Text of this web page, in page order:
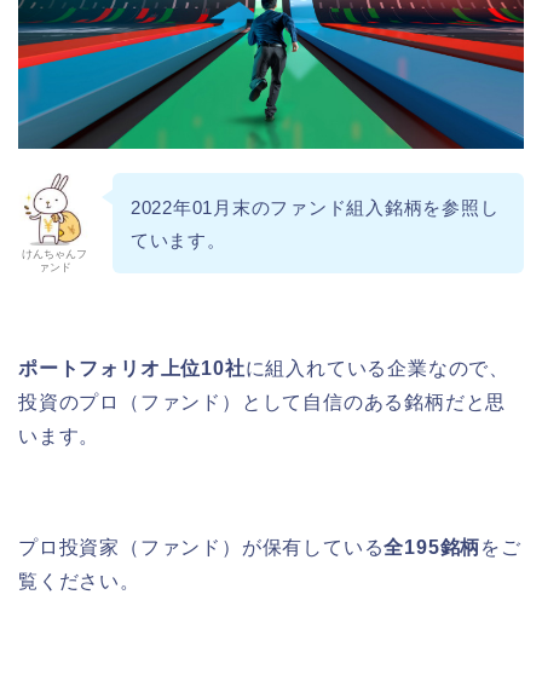
けんちゃんフ
ァンド
2022年01月末のファンド組入銘柄を参照し
ています。
ポートフォリオ上位10社に組入れている企業なので、
投資のプロ（ファンド）として自信のある銘柄だと思
います。
プロ投資家（ファンド）が保有している全195銘柄をご
覧ください。